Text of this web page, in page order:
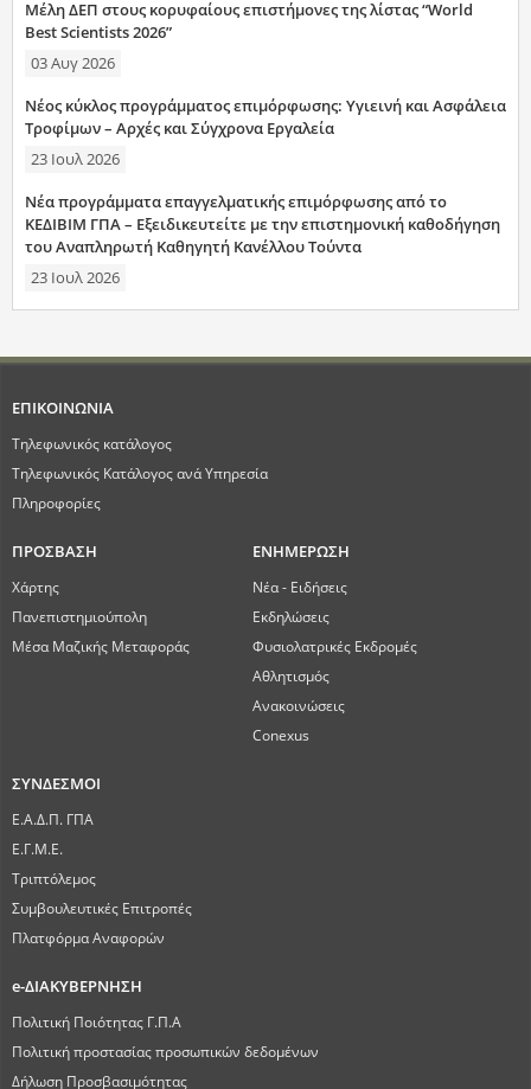
Μέλη ΔΕΠ στους κορυφαίους επιστήμονες της λίστας “World
Best Scientists 2026”
03 Αυγ 2026
Νέος κύκλος προγράμματος επιμόρφωσης: Υγιεινή και Ασφάλεια
Τροφίμων – Αρχές και Σύγχρονα Εργαλεία
23 Ιουλ 2026
Νέα προγράμματα επαγγελματικής επιμόρφωσης από το
ΚΕΔΙΒΙΜ ΓΠΑ – Εξειδικευτείτε με την επιστημονική καθοδήγηση
του Αναπληρωτή Καθηγητή Κανέλλου Τούντα
23 Ιουλ 2026
ΕΠΙΚΟΙΝΩΝΙΑ
Τηλεφωνικός κατάλογος
Τηλεφωνικός Κατάλογος ανά Υπηρεσία
Πληροφορίες
ΠΡΟΣΒΑΣΗ
Χάρτης
Πανεπιστημιούπολη
Μέσα Μαζικής Μεταφοράς
ΕΝΗΜΕΡΩΣΗ
Νέα - Ειδήσεις
Εκδηλώσεις
Φυσιολατρικές Εκδρομές
Αθλητισμός
Ανακοινώσεις
Conexus
ΣΥΝΔΕΣΜΟΙ
Ε.Α.Δ.Π. ΓΠΑ
Ε.Γ.Μ.Ε.
Τριπτόλεμος
Συμβουλευτικές Επιτροπές
Πλατφόρμα Αναφορών
e-ΔΙΑΚΥΒΕΡΝΗΣΗ
Πολιτική Ποιότητας Γ.Π.Α
Πολιτική προστασίας προσωπικών δεδομένων
Δήλωση Προσβασιμότητας